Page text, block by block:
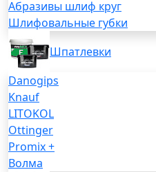
Абразивы шлиф круг
Шлифовальные губки
Шпатлевки
Danogips
Knauf
LITOKOL
Ottinger
Promix +
Волма